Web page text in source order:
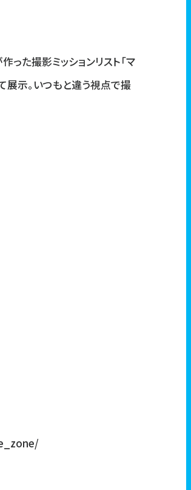
た撮影ミッションリスト「マ
展示。いつもと違う視点で撮